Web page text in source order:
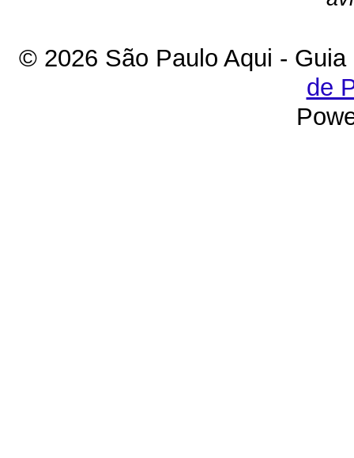
© 2026 São Paulo Aqui -
de